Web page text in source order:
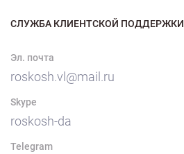
СЛУЖБА КЛИЕНТСКОЙ ПОДДЕРЖКИ
Эл. почта
roskosh.vl@mail.ru
Skype
roskosh-da
Telegram